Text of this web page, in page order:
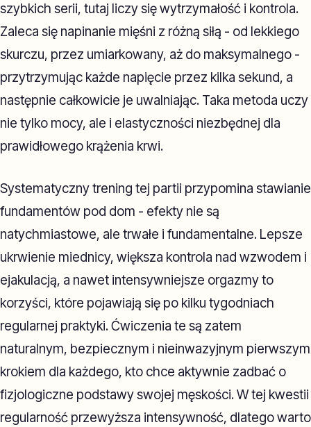
szybkich serii, tutaj liczy się wytrzymałość i kontrola.
Zaleca się napinanie mięśni z różną siłą - od lekkiego
skurczu, przez umiarkowany, aż do maksymalnego -
przytrzymując każde napięcie przez kilka sekund, a
następnie całkowicie je uwalniając. Taka metoda uczy
nie tylko mocy, ale i elastyczności niezbędnej dla
prawidłowego krążenia krwi.
Systematyczny trening tej partii przypomina stawianie
fundamentów pod dom - efekty nie są
natychmiastowe, ale trwałe i fundamentalne. Lepsze
ukrwienie miednicy, większa kontrola nad wzwodem i
ejakulacją, a nawet intensywniejsze orgazmy to
korzyści, które pojawiają się po kilku tygodniach
regularnej praktyki. Ćwiczenia te są zatem
naturalnym, bezpiecznym i nieinwazyjnym pierwszym
krokiem dla każdego, kto chce aktywnie zadbać o
fizjologiczne podstawy swojej męskości. W tej kwestii
regularność przewyższa intensywność, dlatego warto